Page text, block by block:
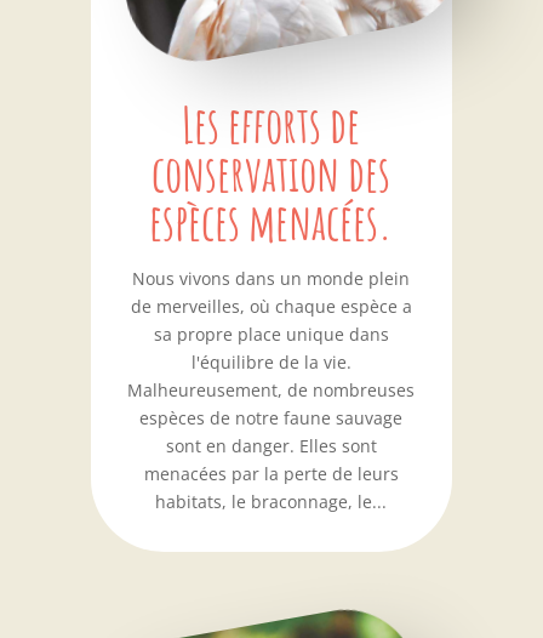
Les efforts de
conservation des
espèces menacées.
Nous vivons dans un monde plein
de merveilles, où chaque espèce a
sa propre place unique dans
l'équilibre de la vie.
Malheureusement, de nombreuses
espèces de notre faune sauvage
sont en danger. Elles sont
menacées par la perte de leurs
habitats, le braconnage, le...